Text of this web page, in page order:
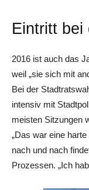
Eintritt bei
2016 ist auch das
weil „sie sich mit
Bei der
intensiv mit
meisten Sitzungen
„Das war eine
nach und nach
Prozessen. „Ich